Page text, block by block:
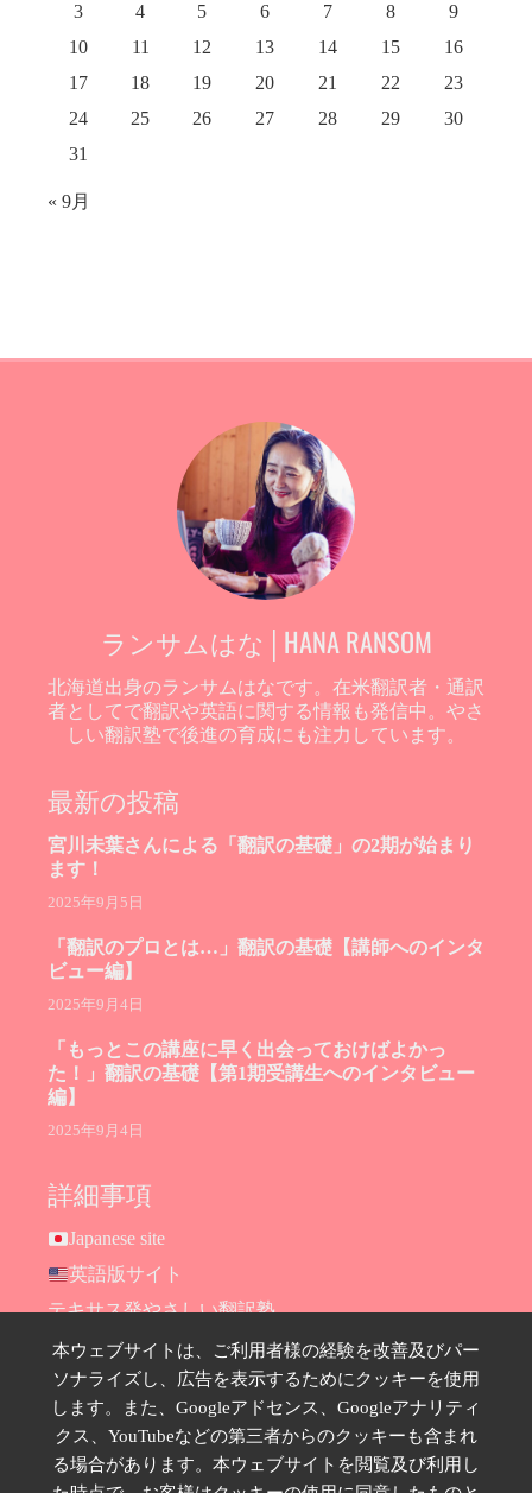
3
4 5 6 7 8
9
10
11 12 13 14 15
16
17
18 19 20 21 22
23
24
25 26 27 28 29
30
31
« 9月
ランサムはな│HANA RANSOM
北海道出身のランサムはなです。在米翻訳者・通訳
者としてで翻訳や英語に関する情報も発信中。やさ
しい翻訳塾で後進の育成にも注力しています。
最新の投稿
宮川未葉さんによる「翻訳の基礎」の2期が始まり
ます！
2025年9月5日
「翻訳のプロとは…」翻訳の基礎【講師へのインタ
ビュー編】
2025年9月4日
「もっとこの講座に早く出会っておけばよかっ
た！」翻訳の基礎【第1期受講生へのインタビュー
編】
2025年9月4日
詳細事項
Japanese site
英語版サイト
テキサス発やさしい翻訳塾
Hana Ransom Shop
Site map
お問い合わせ
プライバシーポリシー
特定商取引法に基づく表示
本ウェブサイトは、ご利用者様の経験を改善及びパー
ソナライズし、広告を表示するためにクッキーを使用
します。また、Googleアドセンス、Googleアナリティ
クス、YouTubeなどの第三者からのクッキーも含まれ
る場合があります。本ウェブサイトを閲覧及び利用し